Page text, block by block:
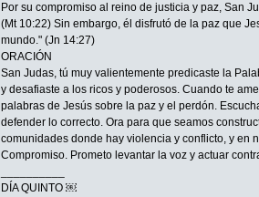
Por su compromiso al reino de justicia y paz, San
(Mt 10:22) Sin embargo, él disfrutó de la paz que
mundo." (Jn 14:27)
ORACIÓN
San Judas, tú muy valientemente predicaste la
y desafiaste a los ricos y poderosos. Cuando te
palabras de Jesús sobre la paz y el perdón.
defender lo correcto. Ora para que seamos
comunidades donde hay violencia y conflicto, y en
Compromiso. Prometo levantar la voz y actuar
DÍA QUINTO ￼